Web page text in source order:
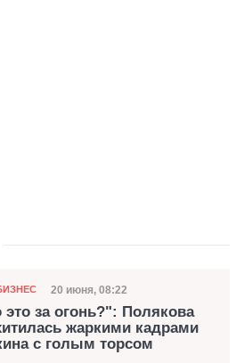
Дата публикации
20 июня, 08:22
это за огонь?": Полякова
жаркими кадрами
с голым торсом